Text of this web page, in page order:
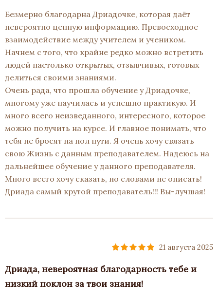
Безмерно благодарна Дриадочке, которая даёт
невероятно ценную информацию. Превосходное
взаимодействие между учителем и учеником.
Начнем с того, что крайне редко можно встретить
людей настолько открытых, отзывчивых, готовых
делиться своими знаниями.
Очень рада, что прошла обучение у Дриадочке,
многому уже научилась и успешно практикую. И
много всего неизведанного, интересного, которое
можно получить на курсе. И главное понимать, что
тебя не бросят на пол пути. Я очень хочу связать
свою Жизнь с данным преподавателем. Надеюсь на
дальнейшее обучение у данного преподавателя.
Много всего хочу сказать, но словами не описать!
Дриада самый крутой преподаватель!!! Вы-лучшая!
21 августа 2025
Дриада, невероятная благодарность тебе и
низкий поклон за твои знания!